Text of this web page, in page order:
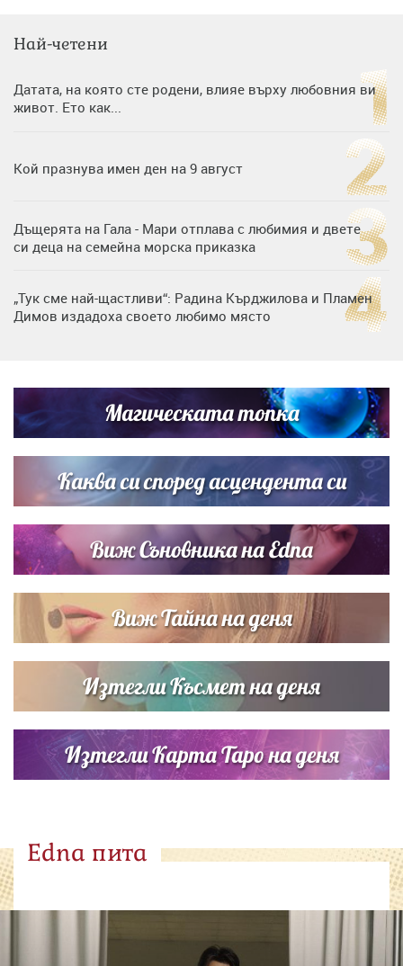
Най-четени
Датата, на която сте родени, влияе върху любовния ви
живот. Ето как...
Кой празнува имен ден на 9 август
Дъщерята на Гала - Мари отплава с любимия и двете
си деца на семейна морска приказка
„Тук сме най-щастливи“: Радина Кърджилова и Пламен
Димов издадоха своето любимо място
Братя Аргирови я изненадаха с песен
Магическата топка
Каква си според асцендента си
Виж Съновника на Edna
Виж Тайна на деня
Изтегли Късмет на деня
Изтегли Карта Таро на деня
Edna пита